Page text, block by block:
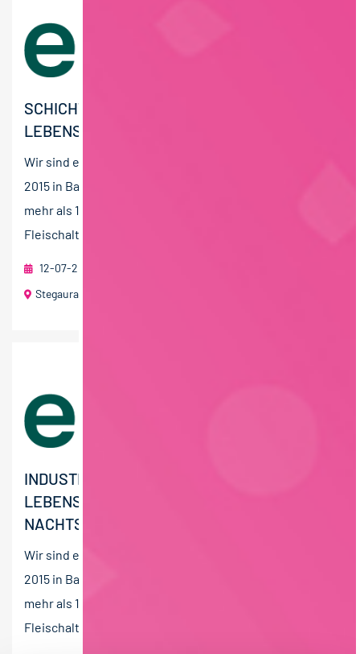
SCHICHTLEITER (M/W/D) VEGANE
LEBENSMITTEL
Wir sind endori, ein Familienunternehmen, welches
2015 in Bamberg gegründet wurde und derzeit mit
mehr als 100 Mitarbeitern leckere veggie
Fleischalternativen aus...
12-07-2026
Stegaurach bei Bamberg
INDUSTRIEREINIGER (M/W/D) VEGANE
LEBENSMITTELPRODUKTION –
NACHTSCHICHT
Wir sind endori, ein Familienunternehmen, welches
2015 in Bamberg gegründet wurde und derzeit mit
mehr als 100 Mitarbeitern leckere veggie
Fleischalternativen aus...